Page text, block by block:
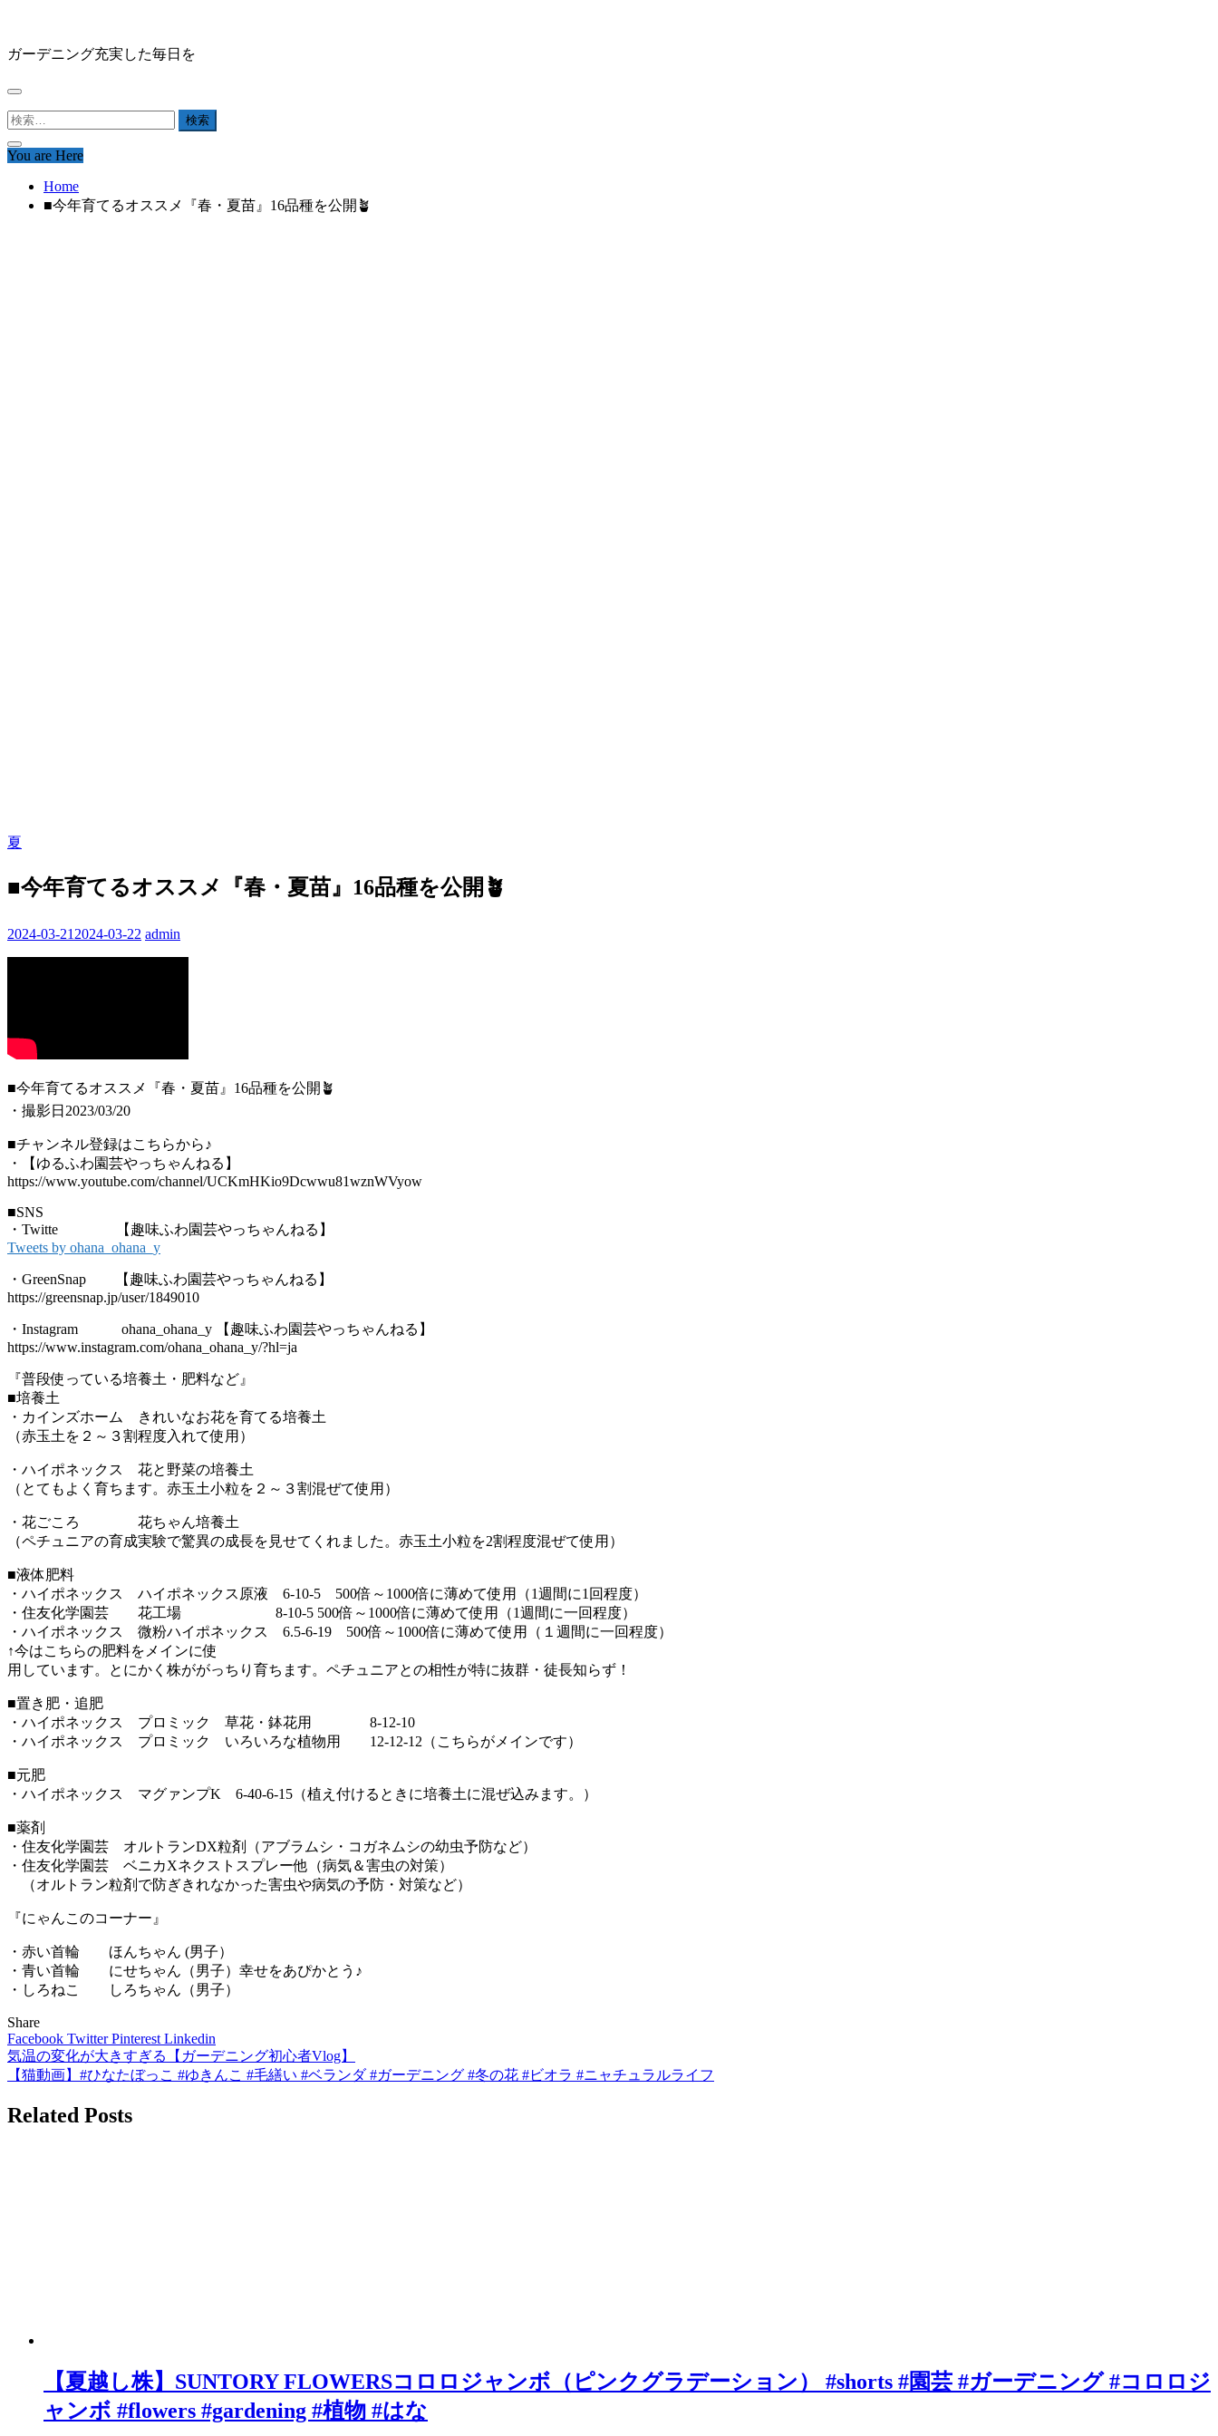
content
ガーデニング充実した毎日を
検
You are Here
Home
■今年育てるオススメ『春・夏苗』16品種を公開🪴
夏
■今年育てるオススメ『春・夏苗』16品種を公開🪴
2024-03-21 2024-03-22 admin
■今年育てるオススメ『春・夏苗』16品種を公開🪴
・撮影日2023/03/20
■チャンネル登録はこちらから♪
・【ゆるふわ園芸やっちゃんねる】
https://www.youtube.com/channel/UCKmHKio9Dcwwu81wznWVyow
■SNS
・Twitte 【趣味ふわ園芸やっちゃんねる】
Tweets by ohana_ohana_y
・GreenSnap 【趣味ふわ園芸やっちゃんねる】
https://greensnap.jp/user/1849010
・Instagram ohana_ohana_y 【趣味ふわ園芸やっちゃんねる】
https://www.instagram.com/ohana_ohana_y/?hl=ja
『普段使っている培養土・肥料など』
■培養土
・カインズホーム きれいなお花を育てる培養土
（赤玉土を２～３割程度入れて使用）
・ハイポネックス 花と野菜の培養土
（とてもよく育ちます。赤玉土小粒を２～３割混ぜて使用）
・花ごころ 花ちゃん培養土
（ペチュニアの育成実験で驚異の成長を見せてくれました。赤玉土小粒を2割程度混ぜて使用）
■液体肥料
・ハイポネックス ハイポネックス原液 6-10-5 500倍～1000倍に薄めて使用（1週間に1回程度）
・住友化学園芸 花工場 8-10-5 500倍～1000倍に薄めて使用（1週間に一回程度）
・ハイポネックス 微粉ハイポネックス 6.5‐6‐19 500倍～1000倍に薄めて使用（１週間に一回程度）
↑今はこちらの肥料をメインに使
用しています。とにかく株ががっちり育ちます。ペチュニアとの相性が特に抜群・徒長知らず！
■置き肥・追肥
・ハイポネックス プロミック 草花・鉢花用 8-12-10
・ハイポネックス プロミック いろいろな植物用 12-12-12（こちらがメインです）
■元肥
・ハイポネックス マグァンプK 6-40-6-15（植え付けるときに培養土に混ぜ込みます。）
■薬剤
・住友化学園芸 オルトランDX粒剤（アブラムシ・コガネムシの幼虫予防など）
・住友化学園芸 ベニカXネクストスプレー他（病気＆害虫の対策）
（オルトラン粒剤で防ぎきれなかった害虫や病気の予防・対策など）
『にゃんこのコーナー』
・赤い首輪 ほんちゃん (男子）
・青い首輪 にせちゃん（男子）幸せをあぴかとう♪
・しろねこ しろちゃん（男子）
Share
Facebook TwitterPinterest Linkedin
投
稿
ナ
気温の変化が大きすぎる【ガーデニング初心者Vlog】
【猫動画】#ひなたぼっこ #ゆきんこ #毛繕い #ベランダ #ガーデニング #冬の花 #ビオラ #ニャチュラルライフ
Related Posts
【夏越し株】SUNTORY FLOWERSコロロジャンボ（ピンクグラデーション） #shorts #園芸 #ガーデニング #コロロジ
ャンボ #flowers #gardening #植物 #はな